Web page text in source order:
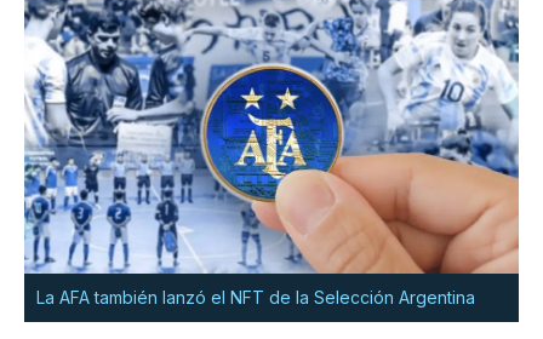
La AFA también lanzó el NFT de la Selección Argentina